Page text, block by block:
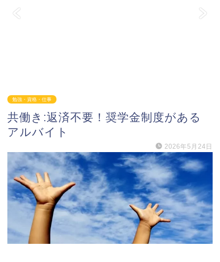
勉強・資格・仕事
共働き:返済不要！奨学金制度がある
アルバイト
2026年5月24日